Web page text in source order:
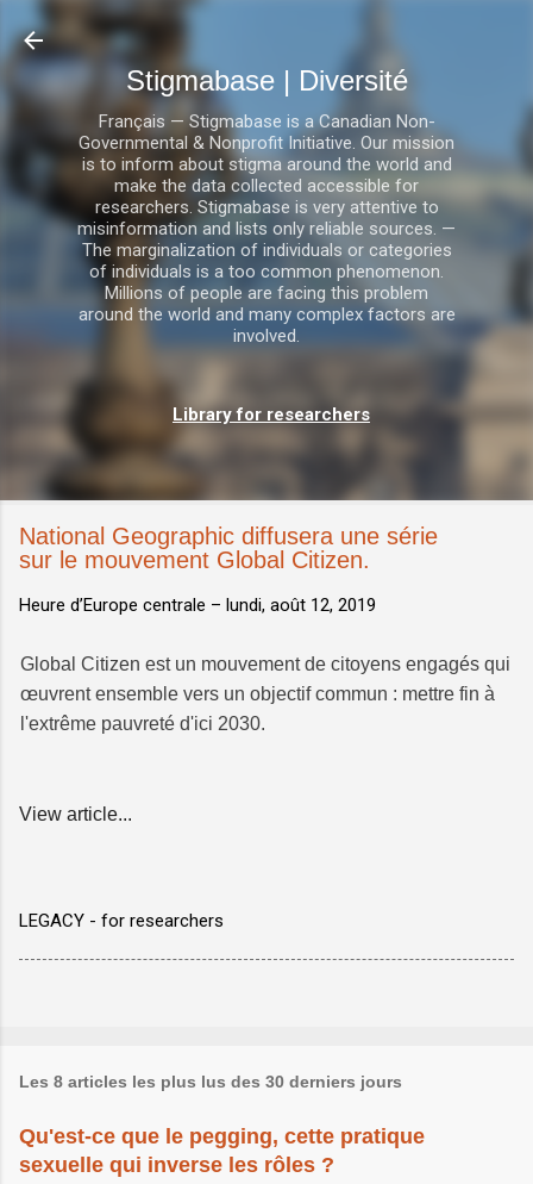
Stigmabase | Diversité
Français — Stigmabase is a Canadian Non-
Governmental & Nonprofit Initiative. Our mission
is to inform about stigma around the world and
make the data collected accessible for
researchers. Stigmabase is very attentive to
misinformation and lists only reliable sources. —
The marginalization of individuals or categories
of individuals is a too common phenomenon.
Millions of people are facing this problem
around the world and many complex factors are
involved.
Library for researchers
National Geographic diffusera une série
sur le mouvement Global Citizen.
Heure d’Europe centrale – lundi, août 12, 2019
Global Citizen est un mouvement de citoyens engagés qui
œuvrent ensemble vers un objectif commun : mettre fin à
l'extrême pauvreté d'ici 2030.
View article...
LEGACY - for researchers
Les 8 articles les plus lus des 30 derniers jours
Qu'est-ce que le pegging, cette pratique
sexuelle qui inverse les rôles ?